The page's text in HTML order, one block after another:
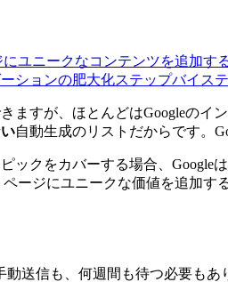
ユニークなコンテンツを追加す
ションの肥大化ステップバイス
ますが、ほとんどはGoogleの
自動生成のリストだからです。
クをカバーする場合、
ージにユニークな価値を追加
送信も、何週間も待つ必要もあ